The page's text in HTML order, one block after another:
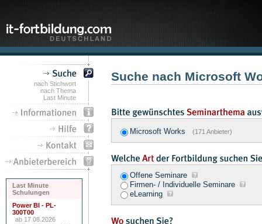
nach Stichwort
nach Thema
Last Minute
Last Minute
Schulungen
Power BI - PL-
300T00
ab 17.08.2026
Suche nach Microsoft
Microsoft Works (171 Anbieter)
Offene Seminare
Firmen- / Individuelle Seminare
eLearning